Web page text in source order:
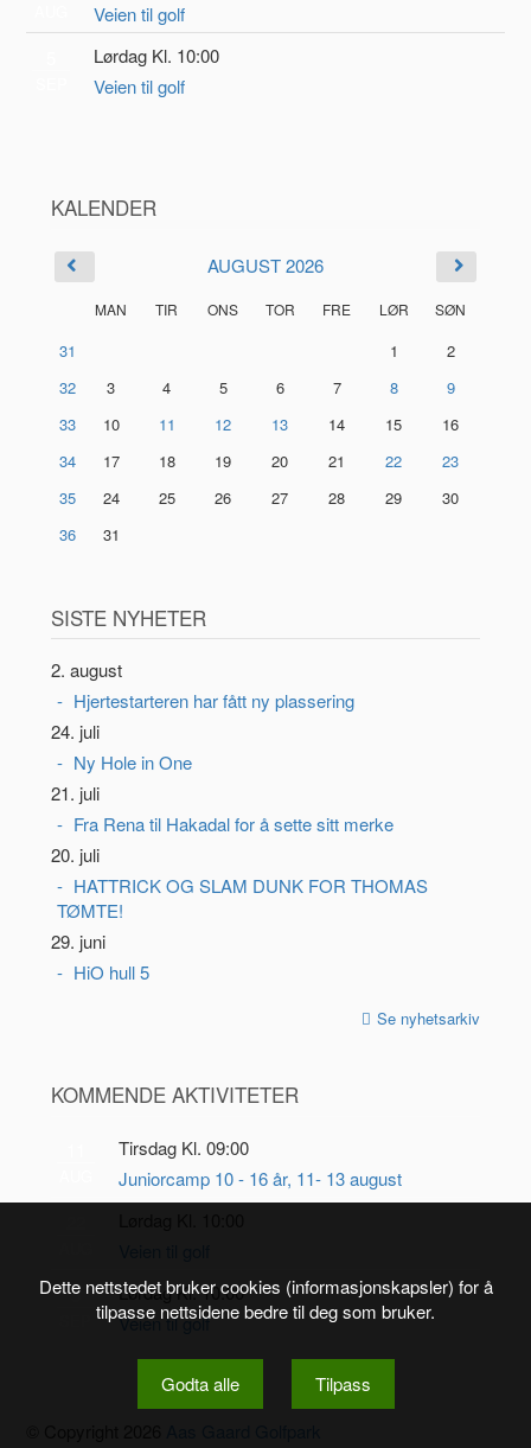
Veien til golf
Lørdag Kl. 10:00
Veien til golf
KALENDER
AUGUST 2026
MAN TIR ONS TOR FRE LØR SØN
31 1
2
32
3 4 5 6 7 8
9
33
10 11 12 13 14 15
16
34
17 18 19 20 21 22
23
35
24 25 26 27 28 29
30
36
31
SISTE NYHETER
2. august
Hjertestarteren har fått ny plassering
24. juli
Ny Hole in One
21. juli
Fra Rena til Hakadal for å sette sitt merke
20. juli
HATTRICK OG SLAM DUNK FOR THOMAS
TØMTE!
29. juni
HiO hull 5
Se nyhetsarkiv
KOMMENDE AKTIVITETER
Tirsdag Kl. 09:00
Juniorcamp 10 - 16 år, 11- 13 august
5
Lørdag Kl. 10:00
Veien til golf
Dette nettstedet bruker cookies (informasjonskapsler) for å
tilpasse nettsidene bedre til deg som bruker.
Godta alle Tilpass